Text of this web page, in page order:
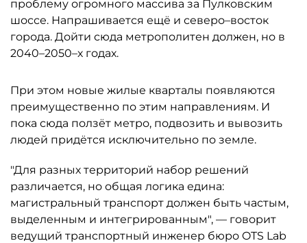
проблему огромного массива за Пулковским
шоссе. Напрашивается ещё и северо–восток
города. Дойти сюда метрополитен должен, но в
2040–2050–х годах.
При этом новые жилые кварталы появляются
преимущественно по этим направлениям. И
пока сюда ползёт метро, подвозить и вывозить
людей придётся исключительно по земле.
"Для разных территорий набор решений
различается, но общая логика едина:
магистральный транспорт должен быть частым,
выделенным и интегрированным", — говорит
ведущий транспортный инженер бюро OTS Lab